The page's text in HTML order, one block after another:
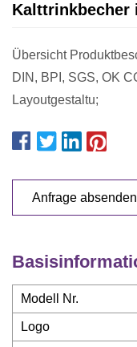
Kalttrinkbecher
Übersicht
DIN, BPI, SGS, OK
Layoutgestaltu;
Anfrage absenden
Modell Nr.
Logo